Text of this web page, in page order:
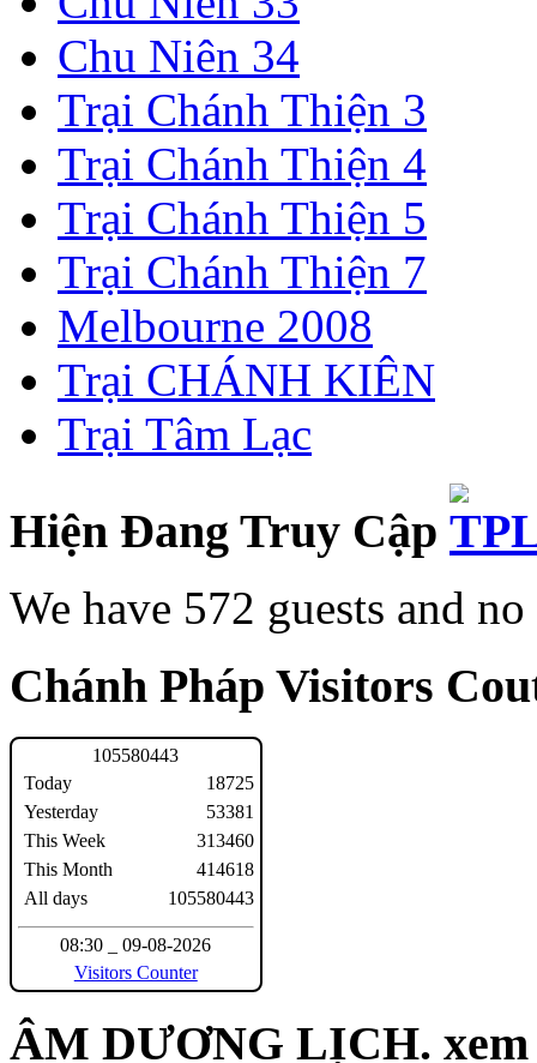
Chu Niên 34
Trại Chánh Thiện 3
Trại Chánh Thiện 4
Trại Chánh Thiện 5
Trại Chánh Thiện 7
Melbourne 2008
Trại CHÁNH KIÊN
Trại Tâm Lạc
Hiện Đang Truy Cập
We have 572 guests and
Chánh Pháp Visitors
105580443
Today
Yesterday
This Week
This Month
All days
18725
53381
313460
414618
105580443
08:30 _ 09-08-2026
Visitors Counter
ÂM DƯƠNG LỊCH. xem